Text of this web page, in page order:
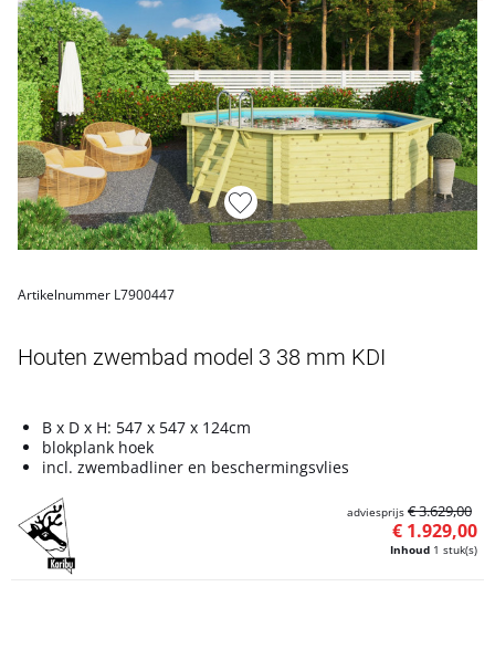
Artikelnummer L7900447
Houten zwembad model 3 38 mm KDI
B x D x H: 547 x 547 x 124cm
blokplank hoek
incl. zwembadliner en beschermingsvlies
Inhoud 1 stuk(s)
€ 1.929,00
adviesprijs € 3.629,00